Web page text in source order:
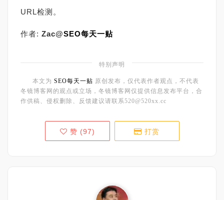
URL检测。
作者: Zac@SEO每天一贴
特别声明
本文为 SEO每天一贴 原创发布，仅代表作者观点，不代表
冬镜博客网的观点或立场，冬镜博客网仅提供信息发布平台，合
作供稿、侵权删除、反馈建议请联系520@520xx.cc
赞 (97) 打赏